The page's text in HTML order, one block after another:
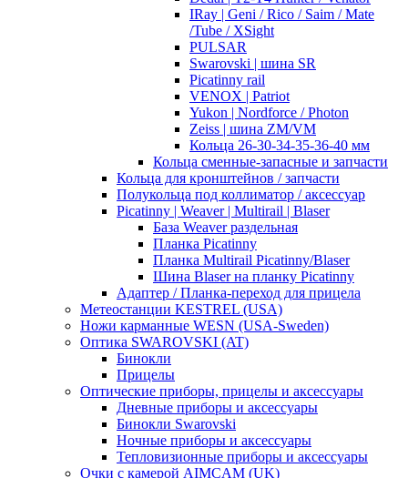
IRay | Geni / Rico / Saim / Mate
/Tube / XSight
PULSAR
Swarovski | шина SR
Picatinny rail
VENOX | Patriot
Yukon | Nordforce / Photon
Zeiss | шина ZM/VM
Кольца 26-30-34-35-36-40 мм
Кольца сменные-запасные и запчасти
Кольца для кронштейнов / запчасти
Полукольца под коллиматор / аксессуар
Picatinny | Weaver | Multirail | Blaser
База Weaver раздельная
Планка Picatinny
Планка Multirail Picatinny/Blaser
Шина Blaser на планку Picatinny
Адаптер / Планка-переход для прицела
Метеостанции KESTREL (USA)
Ножи карманные WESN (USA-Sweden)
Оптика SWAROVSKI (AT)
Бинокли
Прицелы
Оптические приборы, прицелы и аксессуары
Дневные приборы и аксессуары
Бинокли Swarovski
Ночные приборы и аксессуары
Тепловизионные приборы и аксессуары
Очки с камерой AIMCAM (UK)